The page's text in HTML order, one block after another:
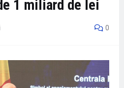
1 miliard de lei
0